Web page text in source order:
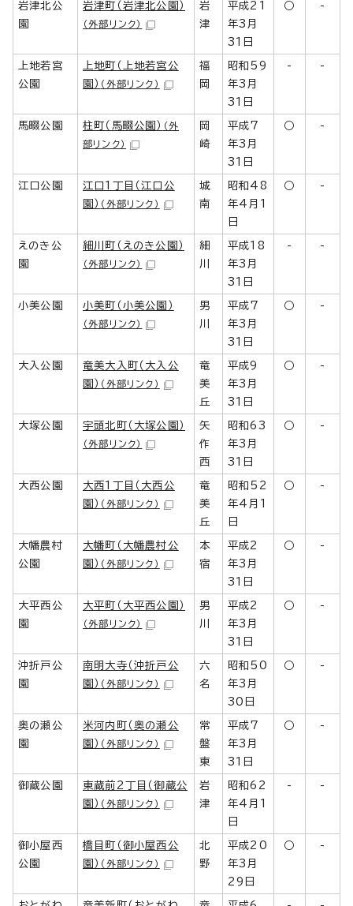
岩津北公
園
岩津町（岩津北公園）
（外部リンク）
岩
津
平成21
年3月
31日
○ -
上地若宮
公園
上地町（上地若宮公
園） （外部リンク）
福
岡
昭和59
年3月
31日
- -
馬畷公園 柱町（馬畷公園） （外
部リンク）
岡
崎
平成7
年3月
31日
○ -
江口公園
江口1丁目（江口公
園） （外部リンク）
城
南
昭和48
年4月1
日
○ -
えのき公
園
細川町（えのき公園）
（外部リンク）
細
川
平成18
年3月
31日
- -
小美公園 小美町（小美公園）
（外部リンク）
男
川
平成7
年3月
31日
○ -
大入公園
竜美大入町（大入公
園） （外部リンク）
竜
美
丘
平成9
年3月
31日
○ -
大塚公園 宇頭北町（大塚公園）
（外部リンク）
矢
作
西
昭和63
年3月
31日
○ -
大西公園
大西1丁目（大西公
園） （外部リンク）
竜
美
丘
昭和52
年4月1
日
○ -
大幡農村
公園
大幡町（大幡農村公
園） （外部リンク）
本
宿
平成2
年3月
31日
○ -
大平西公
園
大平町（大平西公園）
（外部リンク）
男
川
平成2
年3月
31日
○ -
沖折戸公
園
南明大寺（沖折戸公
園） （外部リンク）
六
名
昭和50
年3月
30日
○ -
奥の瀬公
園
米河内町（奥の瀬公
園） （外部リンク）
常
盤
東
平成7
年3月
31日
○ -
御蔵公園
東蔵前2丁目（御蔵公
園） （外部リンク）
岩
津
昭和62
年4月1
日
- -
御小屋西
公園
橋目町（御小屋西公
園） （外部リンク）
北
野
平成20
年3月
29日
○ -